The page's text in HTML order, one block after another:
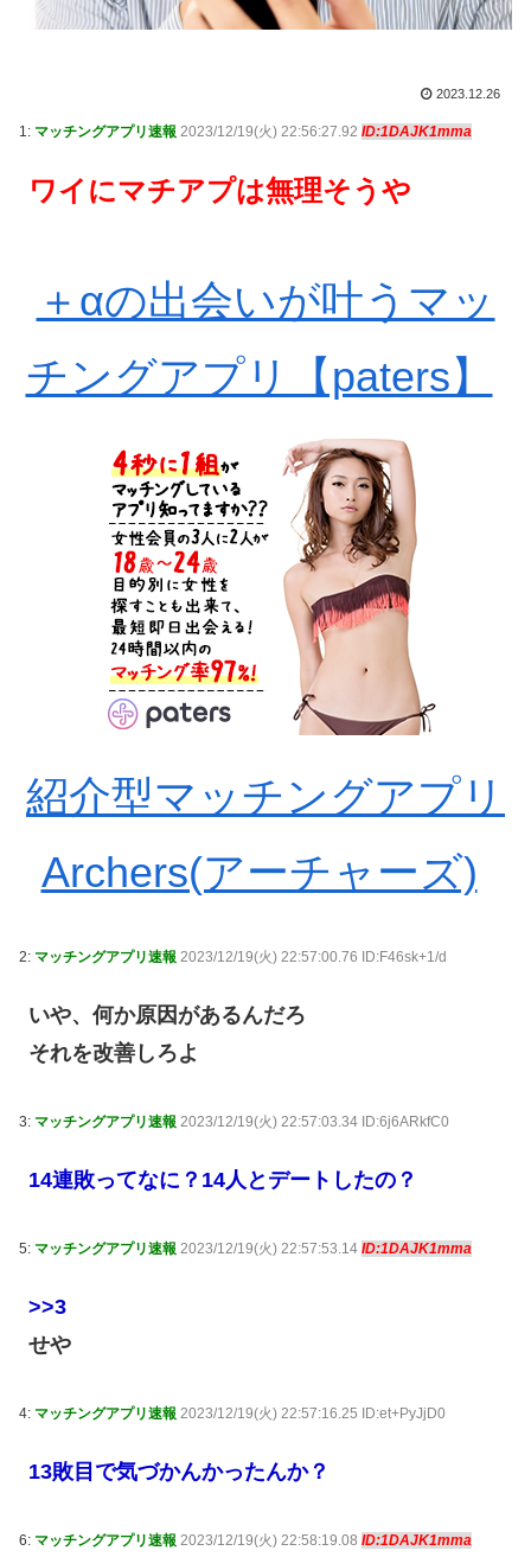
2023.12.26
1: マッチングアプリ速報 2023/12/19(火) 22:56:27.92 ID:1DAJK1mma
ワイにマチアプは無理そうや
＋αの出会いが叶うマッ
チングアプリ【paters】
紹介型マッチングアプリ
Archers(アーチャーズ)
2: マッチングアプリ速報 2023/12/19(火) 22:57:00.76 ID:F46sk+1/d
いや、何か原因があるんだろ
それを改善しろよ
3: マッチングアプリ速報 2023/12/19(火) 22:57:03.34 ID:6j6ARkfC0
14連敗ってなに？14人とデートしたの？
5: マッチングアプリ速報 2023/12/19(火) 22:57:53.14 ID:1DAJK1mma
>>3
せや
4: マッチングアプリ速報 2023/12/19(火) 22:57:16.25 ID:et+PyJjD0
13敗目で気づかんかったんか？
6: マッチングアプリ速報 2023/12/19(火) 22:58:19.08 ID:1DAJK1mma